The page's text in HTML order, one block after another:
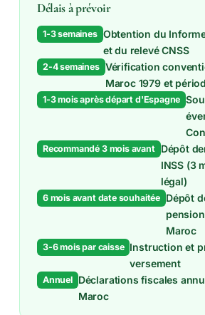
Délais à prévoir
1-3 semaines Obtention du
et du relevé CNSS
2-4 semaines Vérification
Maroc 1979 et
1-3 mois après départ d'Espagne
Recommandé 3 mois avant
Dépôt
INSS (3
légal)
6 mois avant date souhaitée Dépôt
Maroc
3-6 mois par caisse Instruction et
versement
Annuel
Déclarations fiscales
Maroc